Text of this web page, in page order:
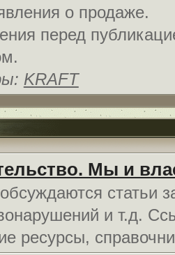
о продаже.
перед
KRAFT
Мы и
статьи
и т.д.
ресурсы,